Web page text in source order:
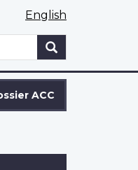
English
ACC